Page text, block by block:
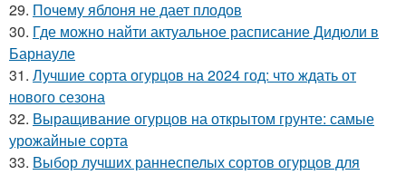
29. Почему яблоня не дает плодов
30. Где можно найти актуальное расписание Дидюли в
Барнауле
31. Лучшие сорта огурцов на 2024 год: что ждать от
нового сезона
32. Выращивание огурцов на открытом грунте: самые
урожайные сорта
33. Выбор лучших раннеспелых сортов огурцов для